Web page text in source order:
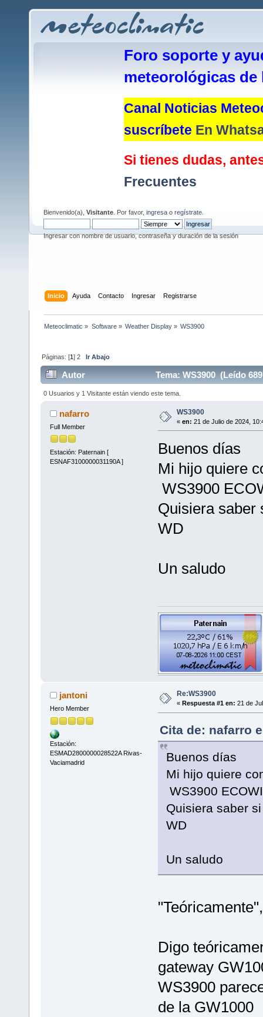
Foro soporte y
meteorológicas de
Canal Noticias
suscríbete En
Si tienes dudas,
Frecuentes
Bienvenido(a), Visitante . Por favor, ingresa o regístrate
Ingresar con nombre de usuario, contraseña y duración de la sesión
Inicio Ayuda Contacto Ingresar Registrarse
Meteoclimatic » Software» Weather Display» WS3900
Páginas: [1]2 Ir Abajo
Autor Tema: WS3900 (Leído
0 Usuarios y 1 Visitante están viendo este tema.
nafarro
Full Member
Estación: Paternain [
ESNAF3100000031190A ]
WS3900
« en: 21 de Julio de 2024,
Buenos días
Mi hijo quiere
WS3900
Quisiera saber
WD
Un saludo
jantoni
Hero Member
Estación:
ESMAD2800000028522A Rivas-
Vaciamadrid
Re:WS3900
« Respuesta #1 en: 21 de
Cita de: nafarro
Buenos días
Mi hijo quiere
WS3900
Quisiera saber
WD
Un saludo
Digo
gateway
WS3900
de la GW1000